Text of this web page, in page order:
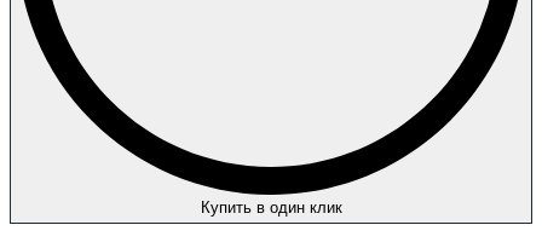
Купить в один клик